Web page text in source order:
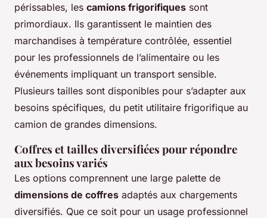
périssables, les camions frigorifiques sont
primordiaux. Ils garantissent le maintien des
marchandises à température contrôlée, essentiel
pour les professionnels de l’alimentaire ou les
événements impliquant un transport sensible.
Plusieurs tailles sont disponibles pour s’adapter aux
besoins spécifiques, du petit utilitaire frigorifique au
camion de grandes dimensions.
Coffres et tailles diversifiées pour répondre
aux besoins variés
Les options comprennent une large palette de
dimensions de coffres adaptés aux chargements
diversifiés. Que ce soit pour un usage professionnel